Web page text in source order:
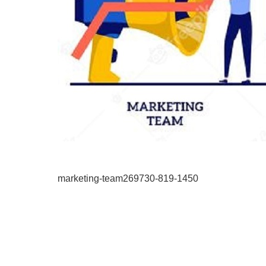
marketing-team269730-819-1450